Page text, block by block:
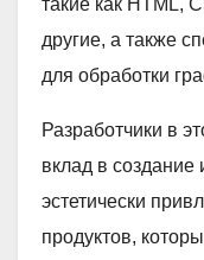
другие, а также
для обработки
Разработчики в
вклад в создание
эстетически
продуктов,